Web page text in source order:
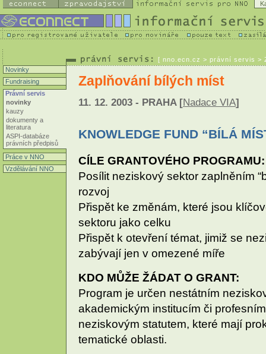
[ nno.ecn.cz > právní servis >
Novinky
Fundraising
Právní servis
novinky
kauzy
dokumenty a
literatura
ASPI-databáze
právních předpisů
Práce v NNO
Vzdělávání NNO
Zaplňování bílých míst
11. 12. 2003 - PRAHA [Nadace VIA]
KNOWLEDGE FUND “BÍLÁ
CÍLE GRANTOVÉHO PROGRAMU:
Posílit neziskový sektor zaplněním
rozvoj
Přispět ke změnám, které jsou
sektoru jako celku
Přispět k otevření témat, jimiž se
zabývají jen v omezené míře
KDO MŮŽE ŽÁDAT O GRANT:
Program je určen nestátním
akademickým institucím či
neziskovým statutem, které mají
tematické oblasti.